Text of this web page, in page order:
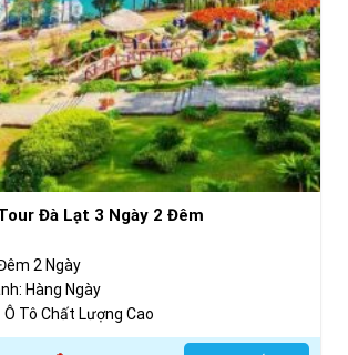
Đà Lạt 3 Ngày 2 Đêm
2 Ngày
Hàng Ngày
Tô Chất Lượng Cao